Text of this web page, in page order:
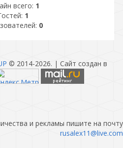
всего: 1
1
0
© 2014-2026. | Сайт создан в
и рекламы пишите на почту
rusalex11@live.com